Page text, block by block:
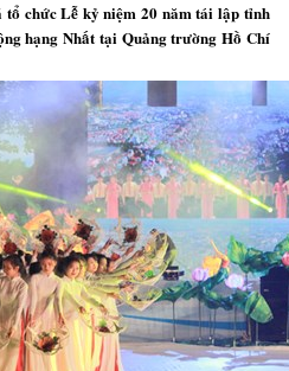
tổ chức Lễ kỷ niệm 20 năm tái lập tỉnh
hạng Nhất tại Quảng trường Hồ Chí